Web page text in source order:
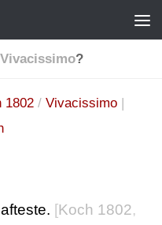
Vivacissimo?
1802 / Vivacissimo |
[Koch 1802,